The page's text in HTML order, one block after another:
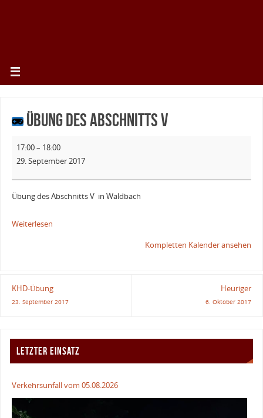
Übung des Abschnitts V
17:00– 18:00
29. September 2017
Übung des Abschnitts V in Waldbach
Weiterlesen
Kompletten Kalender ansehen
KHD-Übung
23. September 2017
Heuriger
6. Oktober 2017
LETZTER EINSATZ
Verkehrsunfall vom 05.08.2026